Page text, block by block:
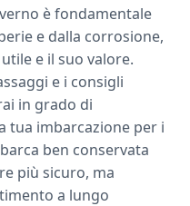
è fondamentale
e dalla corrosione,
e il suo valore.
e i consigli
in grado di
tua imbarcazione per i
ben conservata
più sicuro, ma
a lungo